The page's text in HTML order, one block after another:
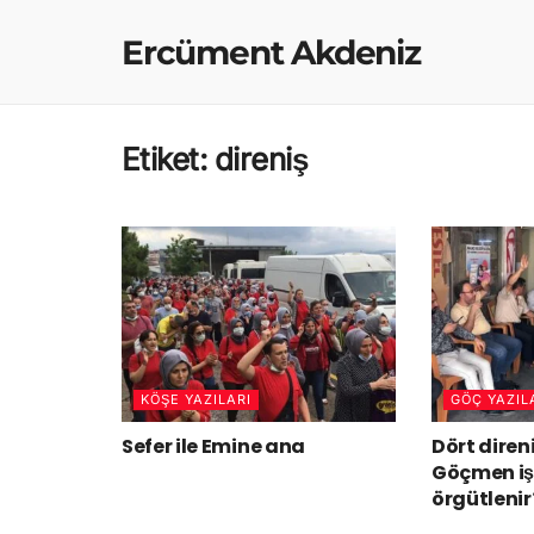
Ercüment Akdeniz
Etiket: direniş
KÖŞE YAZILARI
Sefer ile Emine ana
GÖÇ
Dört
Göçmen